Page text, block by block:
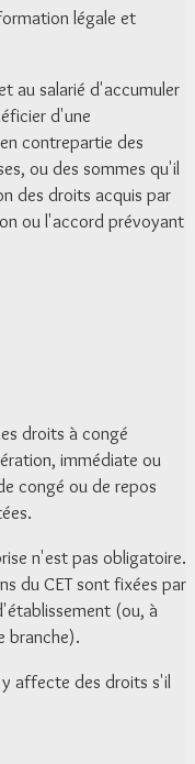
légale et
au salarié d'accumuler
d'une
contrepartie des
ou des sommes qu'il
des droits acquis par
ou l'accord prévoyant
droits à congé
immédiate ou
congé ou de repos
n'est pas obligatoire.
du CET sont fixées par
(ou, à
branche).
y affecte des droits s'il